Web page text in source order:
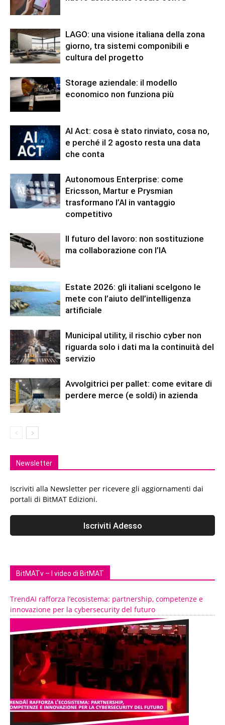
LAGO: una visione italiana della zona
giorno, tra sistemi componibili e
cultura del progetto
Storage aziendale: il modello
economico non funziona più
AI Act: cosa è stato rinviato, cosa no,
e perché il 2 agosto resta una data
che conta
Autonomous Enterprise: come
Ericsson, Martur e Prysmian
trasformano l’AI in vantaggio
competitivo
Il futuro del lavoro: non sostituzione
ma collaborazione con l’IA
Estate 2026: gli italiani scelgono le
mete con l’aiuto dell’intelligenza
artificiale
Municipal utility, il rischio cyber non
riguarda solo i dati ma la continuità del
servizio
Avvolgitrici per pallet: come evitare di
perdere merce (e soldi) in azienda
Newsletter
Iscriviti alla Newsletter per ricevere gli aggiornamenti dai
portali di BitMAT Edizioni.
BitMATv – I video di BitMAT
TrendAI rafforza l’ecosistema: partnership, competenze e
innovazione per la cybersecurity del futuro